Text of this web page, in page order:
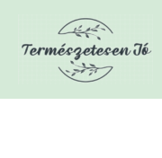
content